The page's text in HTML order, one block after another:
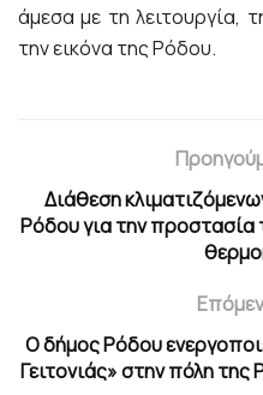
άμεσα με τη λειτουργία,
την εικόνα της Ρόδου.
Διάθεση
Ρόδου για την προστασία
Ο δήμος Ρόδου
Γειτονιάς» στην πόλη